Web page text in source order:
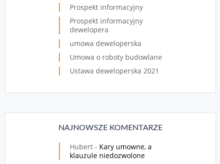
Prospekt informacyjny
Prospekt informacyjny
dewelopera
umowa deweloperska
Umowa o roboty budowlane
Ustawa deweloperska 2021
NAJNOWSZE KOMENTARZE
Hubert - Kary umowne, a
klauzule niedozwolone